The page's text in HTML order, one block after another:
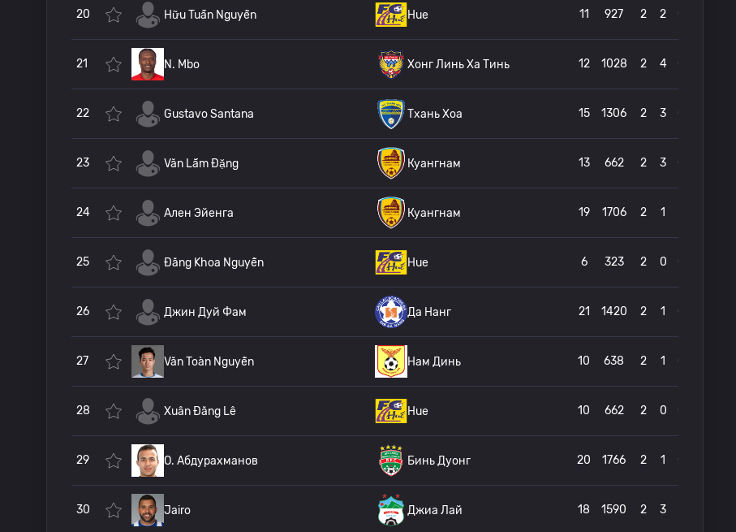
20 Hữu Tuấn Nguyễn Hue 11 927 2 2 0
21 N. Mbo Хонг Линь Ха Тинь 12 1028 2 4 0
22 Gustavo Santana Тхань Хоа 15 1306 2 3 0
23 Văn Lắm Đặng Куангнам 13 662 2 3 0
24 Ален Эйенга Куангнам 19 1706 2 1
25 Đăng Khoa Nguyễn Hue 6 323 2 0 0
26 Джин Дуй Фам Да Нанг 21 1420 2 1 0
27 Văn Toàn Nguyễn Нам Динь 10 638 2 1 0
28 Xuân Đăng Lê Hue 10 662 2 0 0
29 O. Абдурахманов Бинь Дуонг 20 1766 2 1 0
30 Jairo Джиа Лай 18 1590 2 3